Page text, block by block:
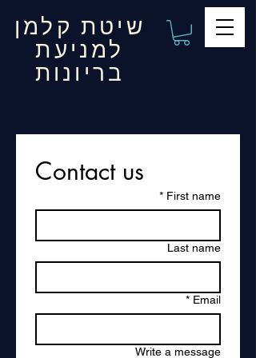
שיטת קלמן
למניעת
בריונות
Contact us
First name
*
Last name
Email
*
Write a message